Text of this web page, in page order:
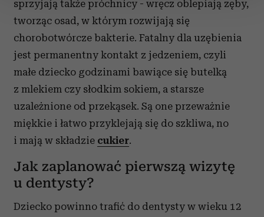
zmienić lub wycofać swoją zgodę w dowolnej chwili.
Wykorzystujemy pliki cookie do spersonalizowania treści
i reklam, aby oferować funkcje społecznościowe i
analizować ruch w naszej witrynie. Informacje o tym, jak
korzystasz z naszej witryny, udostępniamy partnerom
społecznościowym, reklamowym i analitycznym.
Partnerzy mogą połączyć te informacje z innymi danymi
otrzymanymi od Ciebie lub uzyskanymi podczas
korzystania z ich usług.
sprzyjają także próchnicy - wręcz oblepiają zęby,
tworząc osad, w którym rozwijają się
chorobotwórcze bakterie. Fatalny dla uzębienia
jest permanentny kontakt z jedzeniem, czyli
małe dziecko godzinami bawiące się butelką
z mlekiem czy słodkim sokiem, a starsze
uzależnione od przekąsek. Są one przeważnie
miękkie i łatwo przyklejają się do szkliwa, no
i mają w składzie cukier.
Jak zaplanować pierwszą wizytę
u dentysty?
Dziecko powinno trafić do dentysty w wieku 12